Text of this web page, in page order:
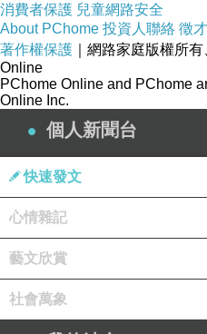
消費者保護 兒童網路安全
About PChome 投資人聯絡 徵才
著作權保護 ｜網路家庭版權所
Online
PChome Online and PChome
Online Inc.
個人新聞台
快速發文
心情雜記
藝文欣賞
社會萬象